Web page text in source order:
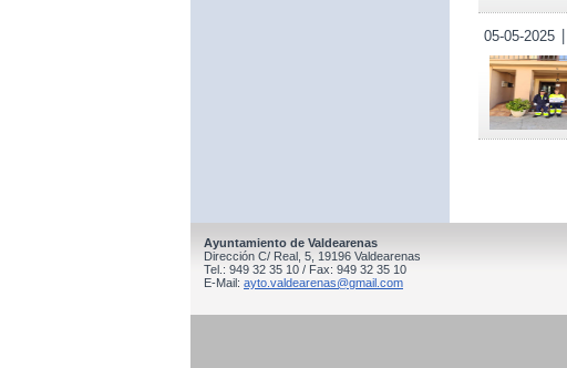
05-05-2025 |
Ayuntamiento de Valdearenas
Dirección C/ Real, 5, 19196 Valdearenas
Tel.: 949 32 35 10 / Fax: 949 32 35 10
E-Mail: ayto.valdearenas@gmail.com